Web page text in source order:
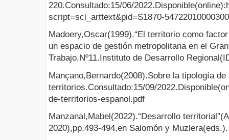
220.Consultado:15/06/
script=sci_arttext&pid=S1870-
Madoery,Oscar(1999).“El territorio como
un espacio de gestión metropolitana en el
Trabajo,Nº11.Instituto de Desarrollo
Mançano,Bernardo(2008).Sobre la tipología de
territorios.Consultado:15/09/
de-territorios-espanol.pdf
Manzanal,Mabel(2022).“Desarrollo
2020),pp.493-494,en Salomón y Muzlera(eds.).